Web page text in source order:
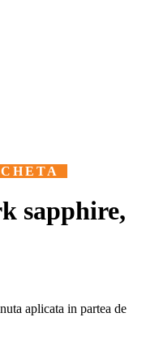
sapphire,
aplicata in partea de